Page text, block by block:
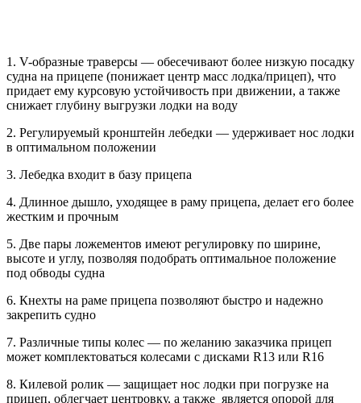
1. V-образные траверсы — обесечивают более низкую посадку
судна на прицепе (понижает центр масс лодка/прицеп), что
придает ему курсовую устойчивость при движении, а также
снижает глубину выгрузки лодки на воду
2. Регулируемый кронштейн лебедки — удерживает нос лодки
в оптимальном положении
3. Лебедка входит в базу прицепа
4. Длинное дышло, уходящее в раму прицепа, делает его более
жестким и прочным
5. Две пары ложементов имеют регулировку по ширине,
высоте и углу, позволяя подобрать оптимальное положение
под обводы судна
6. Кнехты на раме прицепа позволяют быстро и надежно
закрепить судно
7. Различные типы колес — по желанию заказчика прицеп
может комплектоваться колесами с дисками R13 или R16
8. Килевой ролик — защищает нос лодки при погрузке на
прицеп, облегчает центровку, а также является опорой для